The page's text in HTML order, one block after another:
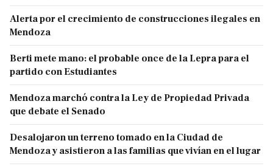
Alerta por el crecimiento de construcciones ilegales en
Mendoza
Berti mete mano: el probable once de la Lepra para el
partido con Estudiantes
Mendoza marchó contra la Ley de Propiedad Privada
que debate el Senado
Desalojaron un terreno tomado en la Ciudad de
Mendoza y asistieron a las familias que vivían en el lugar